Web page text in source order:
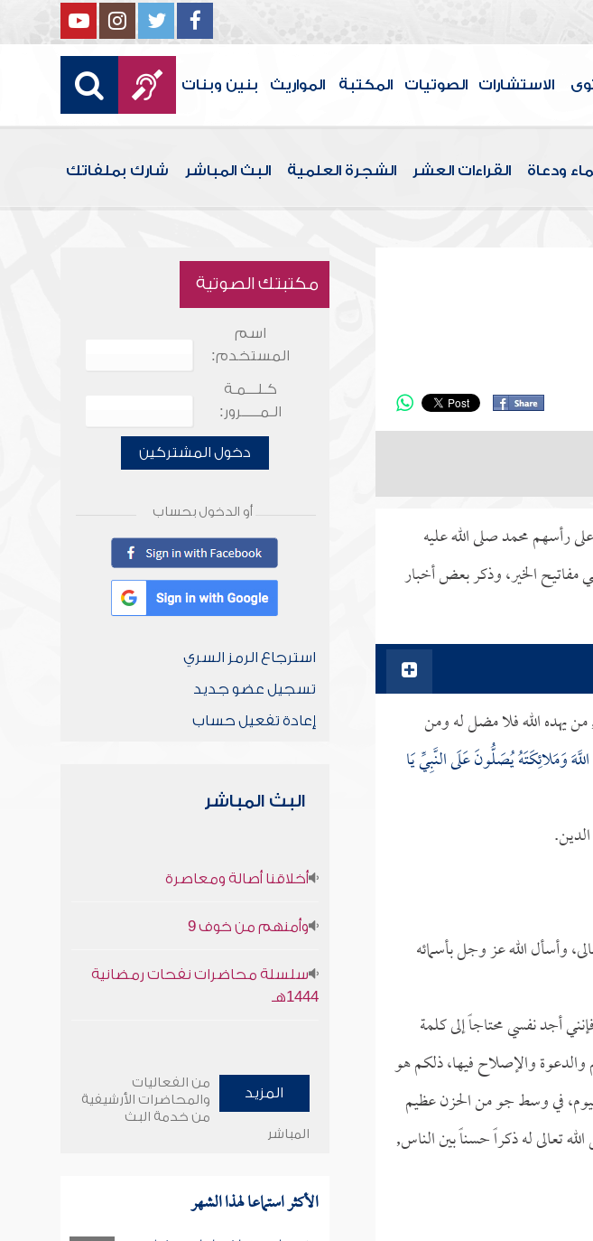
الاستشارات الصوتيات المكتبة المواريث بنين وبنات
ودعاة القراءات العشر الشجرة العلمية البث المباشر شارك بملفاتك
رأسهم محمد صلى الله عليه
مفاتيح الخير، وذكر بعض أخبار
من يهده الله فلا مضل له ومن
وَمَلائِكَتَهُ يُصَلُّونَ عَلَى النَّبِيِّ يَا
وأسأل الله عز وجل بأسمائه
أجد نفسي محتاجاً إلى كلمة
والدعوة والإصلاح فيها، ذلكم هو
اليوم، في وسط جو من الحزن عظيم
تعالى له ذكراً حسناً بين الناس,
مكتبتك الصوتية
اسم
المستخدم:
كـلـــمـة
الـمـــــرور:
دخول المشتركين
أو الدخول بحساب
استرجاع الرمز السري
تسجيل عضو جديد
إعادة تفعيل حساب
البث المباشر
أخلاقنا أصالة ومعاصرة
وأمنهم من خوف 9
سلسلة محاضرات نفحات رمضانية
1444هـ
المزيد
من الفعاليات
والمحاضرات الأرشيفية
من خدمة البث
المباشر
الأكثر استماعا لهذا الشهر